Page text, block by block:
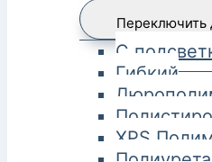
С
Гибкий
XPS